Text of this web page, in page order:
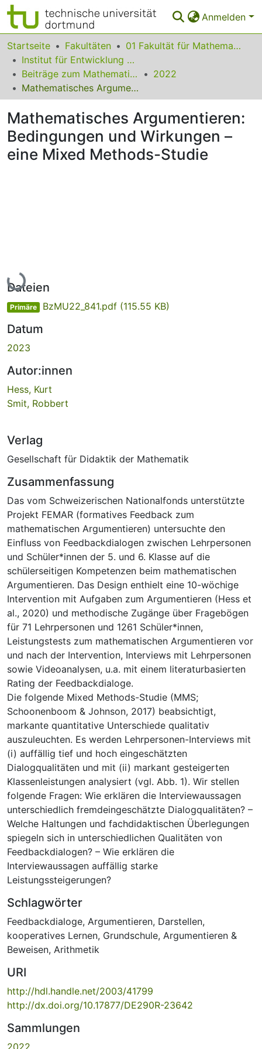
Anmelden
Bereiche & Sammlungen
Das gesamte Repositorium
Statistiken
FAQ
Leitlinien
Zurück zur Startseite
Startseite Fakultäten
01 Fakultät für Mathematik
Institut für Entwicklung und Erforschung des Mathematikunterrichts
Beiträge zum Mathematikunterricht
2022
Mathematisches Argumentieren: Bedingungen und Wirkungen – eine Mixed Methods-Studie
Mathematisches Argumentieren:
Bedingungen und Wirkungen –
eine Mixed Methods-Studie
Lade...
Dateien
Primäre BzMU22_841.pdf (115.55 KB)
Datum
2023
Autor:innen
Hess, Kurt
Smit, Robbert
Verlag
Gesellschaft für Didaktik der Mathematik
Zusammenfassung
Das vom Schweizerischen Nationalfonds unterstützte
Projekt FEMAR (formatives Feedback zum
mathematischen Argumentieren) untersuchte den
Einfluss von Feedbackdialogen zwischen Lehrpersonen
und Schüler*innen der 5. und 6. Klasse auf die
schülerseitigen Kompetenzen beim mathematischen
Argumentieren. Das Design enthielt eine 10-wöchige
Intervention mit Aufgaben zum Argumentieren (Hess et
al., 2020) und methodische Zugänge über Fragebögen
für 71 Lehrpersonen und 1261 Schüler*innen,
Leistungstests zum mathematischen Argumentieren vor
und nach der Intervention, Interviews mit Lehrpersonen
sowie Videoanalysen, u.a. mit einem literaturbasierten
Rating der Feedbackdialoge.
Die folgende Mixed Methods-Studie (MMS;
Schoonenboom & Johnson, 2017) beabsichtigt,
markante quantitative Unterschiede qualitativ
auszuleuchten. Es werden Lehrpersonen-Interviews mit
(i) auffällig tief und hoch eingeschätzten
Dialogqualitäten und mit (ii) markant gesteigerten
Klassenleistungen analysiert (vgl. Abb. 1). Wir stellen
folgende Fragen: Wie erklären die Interviewaussagen
unterschiedlich fremdeingeschätzte Dialogqualitäten? –
Welche Haltungen und fachdidaktischen Überlegungen
spiegeln sich in unterschiedlichen Qualitäten von
Feedbackdialogen? – Wie erklären die
Interviewaussagen auffällig starke
Leistungssteigerungen?
Schlagwörter
Feedbackdialoge, Argumentieren, Darstellen,
kooperatives Lernen, Grundschule, Argumentieren &
Beweisen, Arithmetik
URI
http://hdl.handle.net/2003/41799
http://dx.doi.org/10.17877/DE290R-23642
Sammlungen
2022